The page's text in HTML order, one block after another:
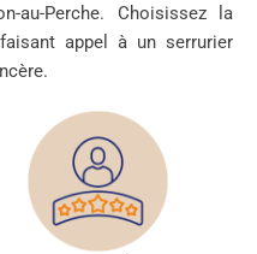
au-Perche. Choisissez la
appel à un serrurier